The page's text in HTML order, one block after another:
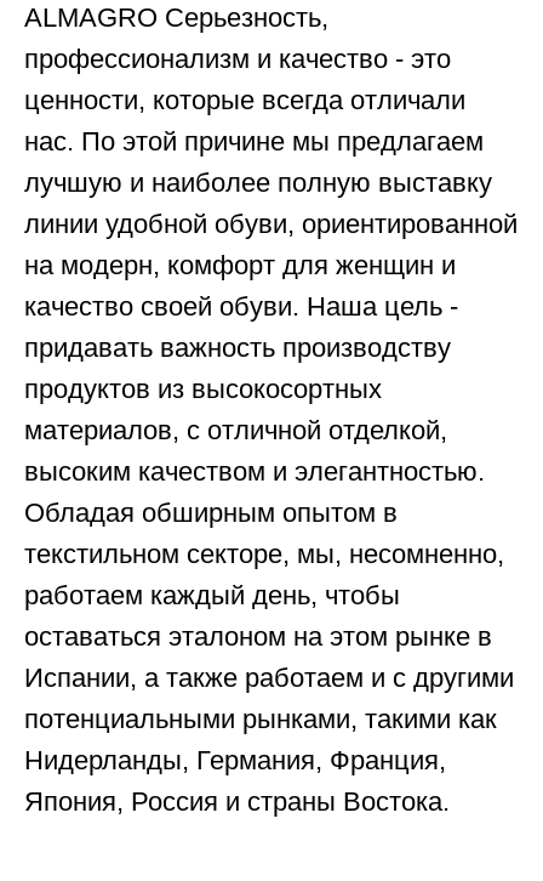
ALMAGRO Серьезность,
профессионализм и качество - это
ценности, которые всегда отличали
нас. По этой причине мы предлагаем
лучшую и наиболее полную выставку
линии удобной обуви, ориентированной
на модерн, комфорт для женщин и
качество своей обуви. Наша цель -
придавать важность производству
продуктов из высокосортных
материалов, с отличной отделкой,
высоким качеством и элегантностью.
Обладая обширным опытом в
текстильном секторе, мы, несомненно,
работаем каждый день, чтобы
оставаться эталоном на этом рынке в
Испании, а также работаем и с другими
потенциальными рынками, такими как
Нидерланды, Германия, Франция,
Япония, Россия и страны Востока.